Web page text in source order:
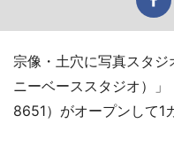
宗像・土穴に写真スタ
ニーベーススタジオ）
8651）がオープンして1